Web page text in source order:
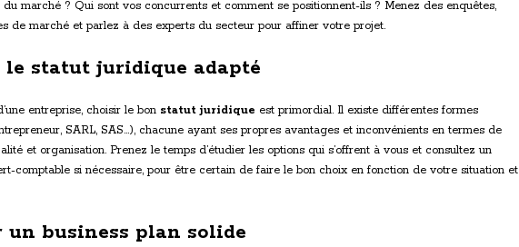
marché ? Qui sont vos concurrents et comment se positionnent-ils ? Menez des enquêtes,
de marché et parlez à des experts du secteur pour affiner votre projet.
le statut juridique adapté
entreprise, choisir le bon statut juridique est primordial. Il existe différentes formes
SARL, SAS…), chacune ayant ses propres avantages et inconvénients en termes de
et organisation. Prenez le temps d’étudier les options qui s’offrent à vous et consultez un
comptable si nécessaire, pour être certain de faire le bon choix en fonction de votre situation et
un business plan solide